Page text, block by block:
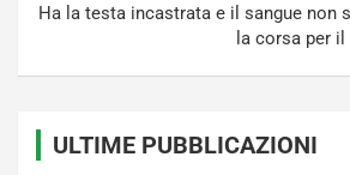
Ha la testa incastrata e il sangue non
la corsa per
ULTIME PUBBLICAZIONI